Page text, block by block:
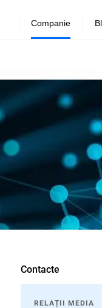
Companie
Contacte
RELAȚII MEDIA